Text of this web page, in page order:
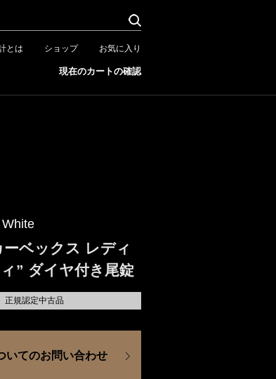
とは ショップ お気に入り
現在のカートの確認
ーベックス レディ
” ダイヤ付き尾錠
正規認定中古品
いてのお問い合わせ